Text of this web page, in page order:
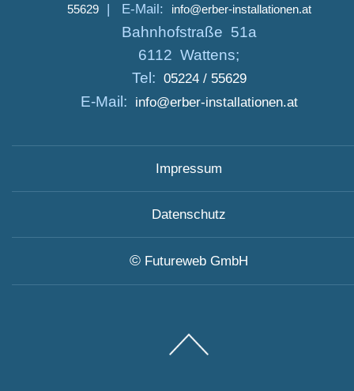
55629| E-Mail: info@erber-installationen.at
Bahnhofstraße 51a
6112 Wattens;
Tel: 05224 / 55629
E-Mail: info@erber-installationen.at
Impressum
Datenschutz
© Futureweb GmbH